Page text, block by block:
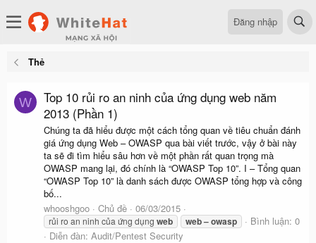
Đăng nhập
Thẻ
W
Top 10 rủi ro an ninh của ứng dụng web năm
2013 (Phần 1)
Chúng ta đã hiểu được một cách tổng quan về tiêu chuẩn đánh
giá ứng dụng Web – OWASP qua bài viết trước, vậy ở bài này
ta sẽ đi tìm hiểu sâu hơn về một phần rất quan trọng mà
OWASP mang lại, đó chính là “OWASP Top 10”. I – Tổng quan
“OWASP Top 10” là danh sách được OWASP tổng hợp và công
bố...
whooshgoo
Chủ đề 06/03/2015
rủi ro an ninh của ứng dụng web web–owasp
Bình luận: 0
Diễn đàn: Audit/Pentest Security